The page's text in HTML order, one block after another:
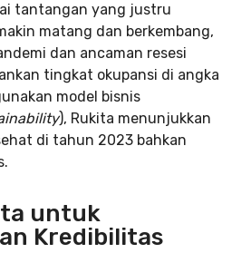
tantangan yang justru
matang dan berkembang,
dan ancaman resesi
tingkat okupansi di angka
model bisnis
), Rukita menunjukkan
di tahun 2023 bahkan
untuk
Kredibilitas